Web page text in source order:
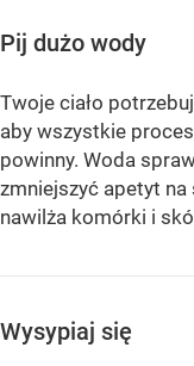
Pij dużo wody
Twoje ciało
aby wszystkie
powinny. Woda
zmniejszyć apetyt na
nawilża komórki i
Wysypiaj się